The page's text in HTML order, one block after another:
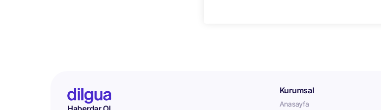
Kurumsal
Anasayfa